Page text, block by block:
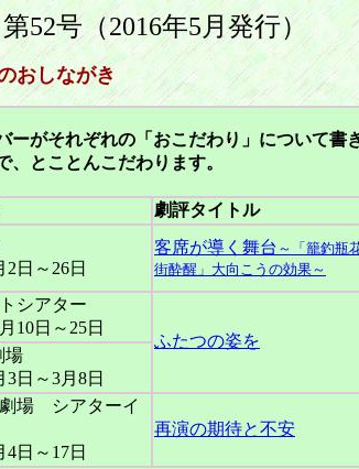
52号（2016年5月発行）
おしながき
がそれぞれの「おこだわり」について書
、とことんこだわります。
劇評タイトル
2日～26日
客席が導く舞台 ～「籠釣瓶
街酔醒」大向こうの効果～
シアター
10日～25日
ふたつの姿を
場
3日～3月8日
場 シアターイ
4日～17日
再演の期待と不安